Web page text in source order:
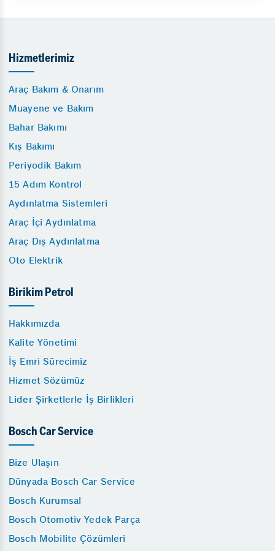
Hizmetlerimiz
Araç Bakım & Onarım
Muayene ve Bakım
Bahar Bakımı
Kış Bakımı
Periyodik Bakım
15 Adım Kontrol
Aydınlatma Sistemleri
Araç İçi Aydınlatma
Araç Dış Aydınlatma
Oto Elektrik
Birikim Petrol
Hakkımızda
Kalite Yönetimi
İş Emri Sürecimiz
Hizmet Sözümüz
Lider Şirketlerle İş Birlikleri
Bosch Car Service
Bize Ulaşın
Dünyada Bosch Car Service
Bosch Kurumsal
Bosch Otomotiv Yedek Parça
Bosch Mobilite Çözümleri